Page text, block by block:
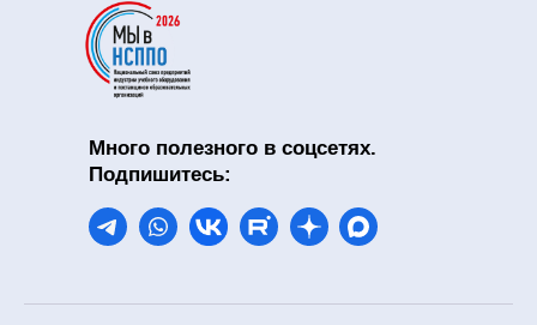
Много полезного в соцсетях.
Подпишитесь: